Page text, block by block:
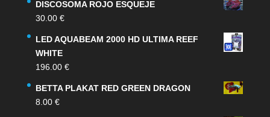
DISCOSOMA ROJO ESQUEJE
30.00 €
LED AQUABEAM 2000 HD ULTIMA REEF
WHITE
196.00 €
BETTA PLAKAT RED GREEN DRAGON
8.00 €